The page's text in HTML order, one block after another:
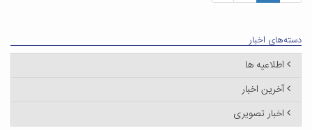
دسته‌های اخبار
اطلاعیه ها
آخرین اخبار
اخبار تصویری